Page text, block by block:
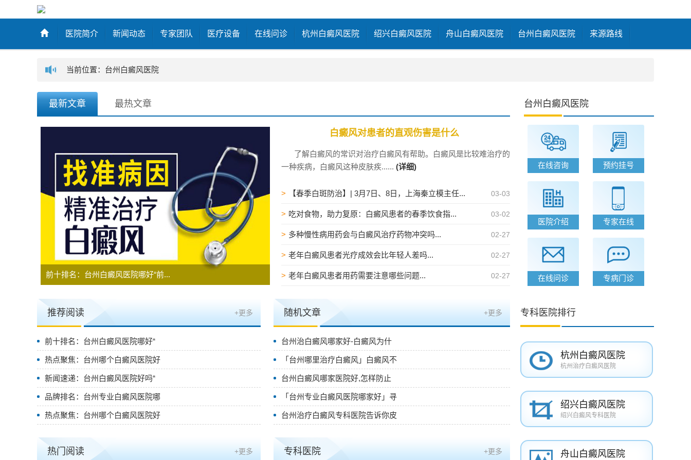
医院简介 新闻动态 专家团队 医疗设备 在线问诊 杭州白癜风医院 绍兴白癜风医院 舟山白癜风医院 台州白癜风医院 来源路线
当前位置：台州白癜风医院
最新文章 最热文章
前十排名：台州白癜风医院哪好“前...
白癜风对患者的直观伤害是什么
了解白癜风的常识对治疗白癜风有帮助。白癜风是比较难治疗的
一种疾病，白癜风这种皮肤疾...... (详细)
> 【春季白斑防治】| 3月7日、8日，上海秦立模主任... 03-03
> 吃对食物，助力复原：白癜风患者的春季饮食指... 03-02
> 多种慢性病用药会与白癜风治疗药物冲突吗... 02-27
> 老年白癜风患者光疗成效会比年轻人差吗... 02-27
> 老年白癜风患者用药需要注意哪些问题... 02-27
台州白癜风医院
在线咨询 预约挂号
医院介绍 专家在线
在线问诊 专病门诊
推荐阅读 +更多
前十排名：台州白癜风医院哪好“
热点聚焦：台州哪个白癜风医院好
新闻速递：台州白癜风医院好吗“
品牌排名：台州专业白癜风医院哪
热点聚焦：台州哪个白癜风医院好
热门阅读 +更多
随机文章 +更多
台州治白癜风哪家好-白癜风为什
「台州哪里治疗白癜风」白癜风不
台州白癜风哪家医院好,怎样防止
「台州专业白癜风医院哪家好」寻
台州治疗白癜风专科医院告诉你皮
专科医院 +更多
专科医院排行
杭州白癜风医院
杭州治疗白癜风医院
绍兴白癜风医院
绍兴白癜风专科医院
舟山白癜风医院